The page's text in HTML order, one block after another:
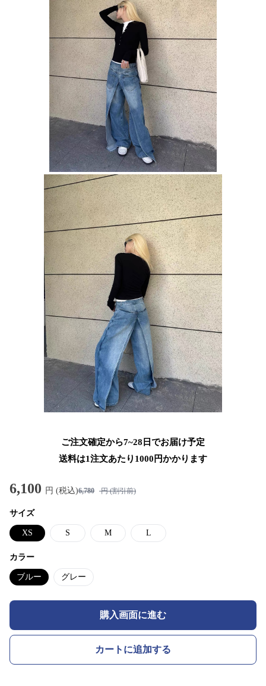
ご注文確定から7~28日でお届け予定
送料は1注文あたり 1000 円かかります
6,100 円 (税込)6,780 円 (割引前)
サイズ
XS S M L
カラー
ブルー グレー
購入画面に進む
カートに追加する